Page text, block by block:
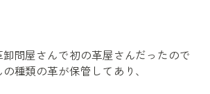
問屋さんで初の革屋さんだったので
種類の革が保管してあり、